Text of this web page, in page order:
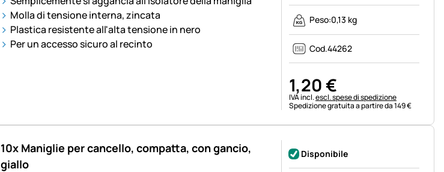
Molla di tensione interna, zincata
Plastica resistente all'alta tensione in nero
Per un accesso sicuro al recinto
Peso:0,13 kg
Cod.44262
1,20€
Informazioni fiscali:
IVA incl.escl. spese di spedizione
Spedizione gratuita a partire da 149 €
10x Maniglie per cancello, compatta, con gancio,
giallo
Disponibile